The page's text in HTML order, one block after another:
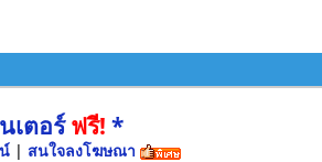
เตอร์ฟรี! *
| สนใจลงโฆษณา